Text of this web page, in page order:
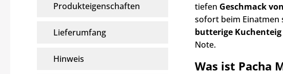
Produkteigenschaften
Lieferumfang
Hinweis
tiefen Geschmack
sofort beim Einatmen
butterige Kuchenteig
Note.
Was ist Pacha